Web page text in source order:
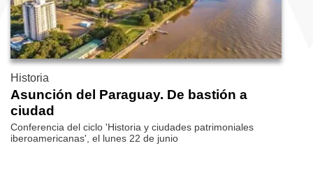
Historia
Asunción del Paraguay. De bastión a
ciudad
Conferencia del ciclo 'Historia y ciudades patrimoniales
iberoamericanas', el lunes 22 de junio